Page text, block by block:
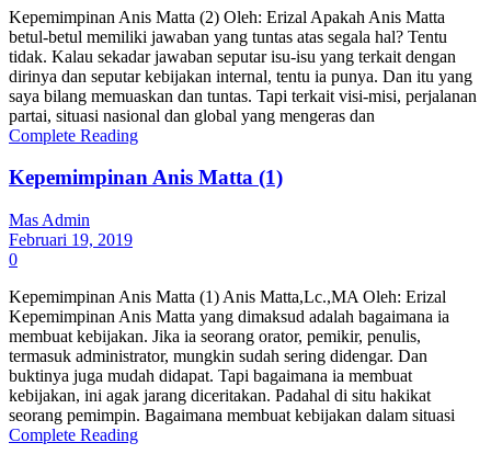
Kepemimpinan Anis Matta (2) Oleh: Erizal Apakah Anis Matta
betul-betul memiliki jawaban yang tuntas atas segala hal? Tentu
tidak. Kalau sekadar jawaban seputar isu-isu yang terkait dengan
dirinya dan seputar kebijakan internal, tentu ia punya. Dan itu yang
saya bilang memuaskan dan tuntas. Tapi terkait visi-misi, perjalanan
partai, situasi nasional dan global yang mengeras dan
Complete Reading
Kepemimpinan Anis Matta (1)
Mas Admin
Februari 19, 2019
0
Kepemimpinan Anis Matta (1) Anis Matta,Lc.,MA Oleh: Erizal
Kepemimpinan Anis Matta yang dimaksud adalah bagaimana ia
membuat kebijakan. Jika ia seorang orator, pemikir, penulis,
termasuk administrator, mungkin sudah sering didengar. Dan
buktinya juga mudah didapat. Tapi bagaimana ia membuat
kebijakan, ini agak jarang diceritakan. Padahal di situ hakikat
seorang pemimpin. Bagaimana membuat kebijakan dalam situasi
Complete Reading